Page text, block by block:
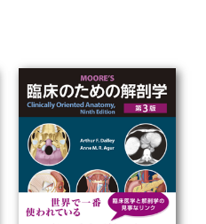
カートへ進む